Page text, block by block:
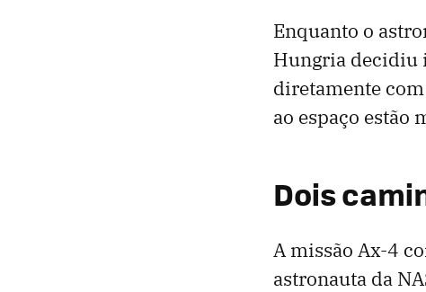
Enquanto o
Hungria decidiu
diretamente
ao espaço estão
Dois
A missão Ax-4
astronauta da